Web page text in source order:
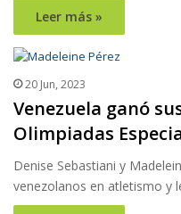
Leer más »
20 Jun, 2023
Venezuela ganó
Olimpiadas
Denise Sebastiani y
venezolanos en atletismo y